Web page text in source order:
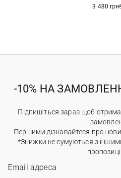
3 480 грн
-10% НА
Підпишіться зараз щоб
Першими дізнавайтеся про
*Знижки не сумуються з